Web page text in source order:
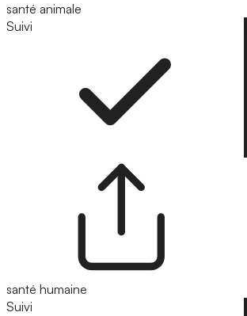
santé animale
Suivi
santé humaine
Suivi